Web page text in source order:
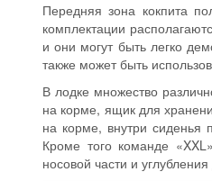
Передняя зона кокпита
комплектации
и они могут быть легко
также может быть
В лодке множество
на корме, ящик для
на корме, внутри сиденья
Кроме того команде
носовой части и